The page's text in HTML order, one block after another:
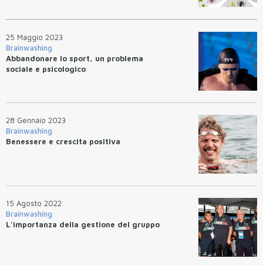
25 Maggio 2023
Brainwashing
Abbandonare lo sport, un problema
sociale e psicologico
28 Gennaio 2023
Brainwashing
Benessere e crescita positiva
15 Agosto 2022
Brainwashing
L'importanza della gestione del gruppo